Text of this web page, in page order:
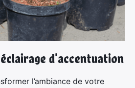
d’accentuation
l’ambiance de votre